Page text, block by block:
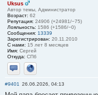
Uksus
Автор темы, Администратор
Возраст: 62
Репутация: 24906 (+24981/−75)
Лояльность: 1586 (+1586/−0)
Сообщения: 13339
Зарегистрирован: 20.11.2010
С нами: 15 лет 8 месяцев
Имя: Сергей
Откуда: СПб
Отправить личное
Сайт
#9401 26.06.2026, 04:13